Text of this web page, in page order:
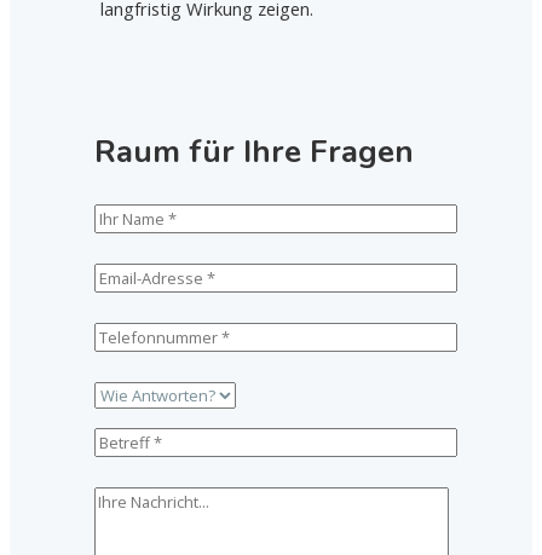
langfristig Wirkung zeigen.
Raum für Ihre Fragen
Please leave this field empty.